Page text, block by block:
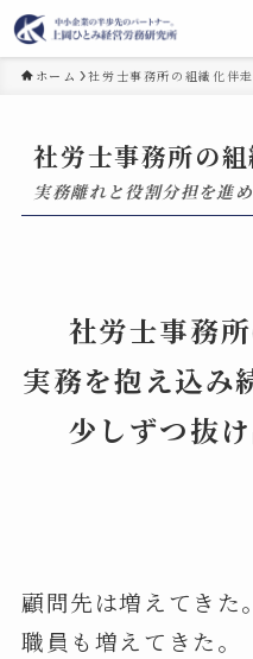
ホーム 社労士事務所の組織化伴
社労士事務所の
実務離れと役割分担を進
社労士事務
実務を抱え込み
少しずつ抜
顧問先は増えてきた。
職員も増えてきた。